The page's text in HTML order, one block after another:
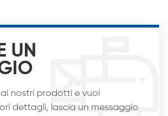
UN
ai nostri prodotti e vuoi
dettagli, lascia un messaggio